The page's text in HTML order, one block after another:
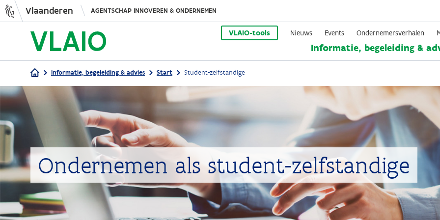
Overslaan
en
naar
de
Vlaanderen AGENTSCHAP INNOVEREN & ONDERNEMEN
VLAIO-tools Nieuws Events Ondernemersverhalen
Informatie, begeleiding &
Kruimelpad
Informatie, begeleiding & advies Start Student-zelfstandige
Ondernemen als student-zelfstandige